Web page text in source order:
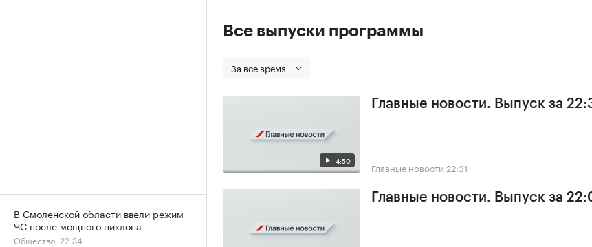
Все выпуски программы
За все время
4:50
Главные новости. Выпуск за
Главные новости 22:31
Главные новости. Выпуск за
В Смоленской области ввели режим
ЧС после мощного циклона
Общество, 22:34